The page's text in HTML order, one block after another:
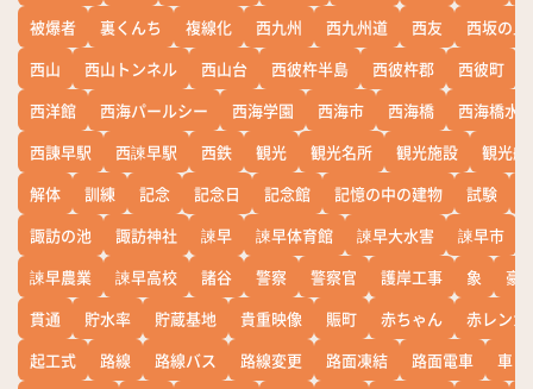
被爆者
裏くんち 複線化 西九州 西九州道 西友
西坂の丘
西山
西山トンネル 西山台 西彼杵半島 西彼杵郡 西彼町
西洋館
西海パールシー 西海学園 西海市 西海橋
西海橋水
西諌早駅
西諫早駅 西鉄 観光 観光名所 観光施設
観光船
解体
訓練 記念 記念日 記念館 記憶の中の建物 試験
諏訪の池
諏訪神社 諫早 諫早体育館 諫早大水害 諫早市
諫早農業
諫早高校 諸谷 警察 警察官 護岸工事 象
豪
貫通
貯水率 貯蔵基地 貴重映像 賑町 赤ちゃん
赤レンガ
起工式
路線 路線バス 路線変更 路面凍結 路面電車
車